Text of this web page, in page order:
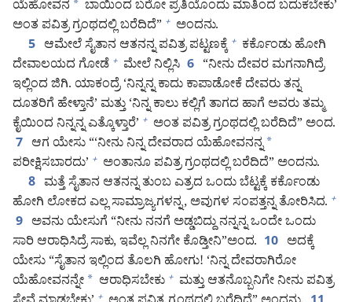
ಯೆಹೋವನ * ಬಾಯಿಂದ ಬರೋ ಪ್ರತಿಯೊಂದು ಮಾತಿಂದ ಬದುಕಬೇಕು’
ಅಂತ ಪವಿತ್ರ ಗ್ರಂಥದಲ್ಲಿ ಬರೆದಿದೆ” + ಅಂದನು.
5 ಆಮೇಲೆ ಸೈತಾನ ಆತನನ್ನ ಪವಿತ್ರ ಪಟ್ಟಣಕ್ಕೆ + ಕರ್ಕೊಂಡು ಹೋಗಿ
ದೇವಾಲಯದ ಗೋಡೆ + ಮೇಲೆ ನಿಲ್ಲಿಸಿ 6 “ನೀನು ದೇವರ ಮಗನಾಗಿದ್ರೆ
ಇಲ್ಲಿಂದ ಜಿಗಿ. ಯಾಕಂದ್ರೆ ‘ನಿನ್ನನ್ನ ಕಾದು ಕಾಪಾಡೋಕೆ ದೇವರು ತನ್ನ
ದೂತರಿಗೆ ಹೇಳ್ತಾನೆ’ ಮತ್ತು ‘ನಿನ್ನ ಕಾಲು ಕಲ್ಲಿಗೆ ತಾಗದ ಹಾಗೆ ಅವರು ತಮ್ಮ
ಕೈಯಿಂದ ನಿನ್ನನ್ನ ಎತ್ಕೊಳ್ತಾರೆ’ + ಅಂತ ಪವಿತ್ರ ಗ್ರಂಥದಲ್ಲಿ ಬರೆದಿದೆ” ಅಂದ.
7 ಆಗ ಯೇಸು “‘ನೀನು ನಿನ್ನ ದೇವರಾದ ಯೆಹೋವನನ್ನ *
ಪರೀಕ್ಷಿಸಬಾರದು’ + ಅಂತಾನೂ ಪವಿತ್ರ ಗ್ರಂಥದಲ್ಲಿ ಬರೆದಿದೆ” ಅಂದನು.
8 ಮತ್ತೆ ಸೈತಾನ ಆತನನ್ನ ತುಂಬ ಎತ್ರದ ಒಂದು ಬೆಟ್ಟಕ್ಕೆ ಕರ್ಕೊಂಡು
ಹೋಗಿ ಲೋಕದ ಎಲ್ಲ ಸಾಮ್ರಾಜ್ಯಗಳನ್ನ, ಅವುಗಳ ಸಂಪತ್ತನ್ನ ತೋರಿಸಿದ. +
9 ಅವನು ಯೇಸುಗೆ “ನೀನು ನನಗೆ ಅಡ್ಡಬಿದ್ದು ನನ್ನನ್ನ ಒಂದೇ ಒಂದು
ಸಾರಿ ಆರಾಧಿಸಿದ್ರೆ ಸಾಕು, ಇವೆಲ್ಲ ನಿನಗೇ ಕೊಡ್ತೀನಿ”ಅಂದ. 10 ಅದಕ್ಕೆ
ಯೇಸು “ಸೈತಾನ ಇಲ್ಲಿಂದ ತೊಲಗಿ ಹೋಗು! ‘ನಿನ್ನ ದೇವರಾಗಿರೋ
ಯೆಹೋವನನ್ನೇ * ಆರಾಧಿಸಬೇಕು + ಮತ್ತು ಆತನೊಬ್ಬನಿಗೇ ನೀನು ಪವಿತ್ರ
+